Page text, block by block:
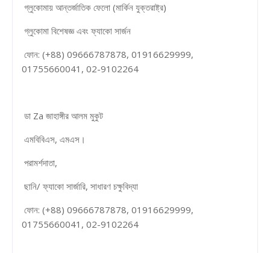
গ্লুকোমায় আন্তর্জাতিক ফেলো (মার্কিন যুক্তরাষ্ট্র)
গ্লুকোমা বিশেষজ্ঞ এবং ফ্যাকো সার্জন
ফোন: (+88) 09666787878, 01916629999,
01755660041, 02-9102264
ডা Za জাহাঙ্গীর আলম মুকুট
এমবিবিএস, এমএস।
পরামর্শদাতা,
ছানি/ ফ্যাকো সার্জারি, সাধারণ চক্ষুবিদ্যা
ফোন: (+88) 09666787878, 01916629999,
01755660041, 02-9102264